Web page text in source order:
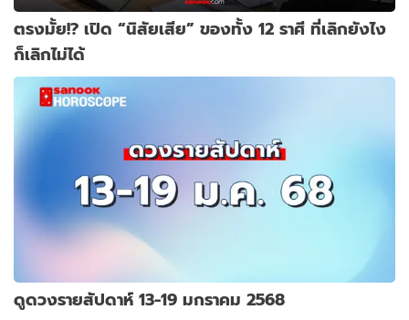
ตรงมั้ย!? เปิด “นิสัยเสีย” ของทั้ง 12 ราศี ที่เลิกยังไง
ก็เลิกไม่ได้
ดูดวงรายสัปดาห์ 13-19 มกราคม 2568